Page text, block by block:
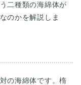
二種類の海綿体が
のかを解説しま
の海綿体です。楕